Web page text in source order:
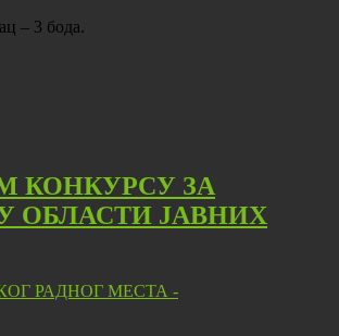
– 3 бода.
КОНКУРСУ ЗА
ОБЛАСТИ ЈАВНИХ